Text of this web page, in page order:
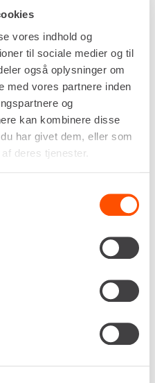
vores indhold og
til sociale medier og til
også oplysninger om
med vores partnere inden
og
kan kombinere disse
har givet dem, eller som
deres tjenester.
master, skilte
til
køretøjets niveau,
opgaver under broer og i
og effektivt til
er perfekt til
tekniske
fører hos Renta og
spiller – find din
Diesel
57,00 m